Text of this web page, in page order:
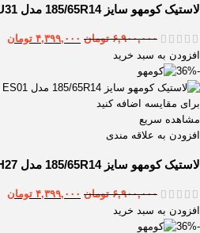
لاستیک کومهو سایز 185/65R14 مدل ECSTA KU31
۶,۹۰۰,۰۰۰ تومان ۴,۳۹۹,۰۰۰ تومان
افزودن به سبد خرید
-36%
برای مقایسه اضافه کنید
مشاهده سریع
افزودن به علاقه مندی
لاستیک کومهو سایز 185/65R14 مدل ecowing ES01 KH27
۶,۹۰۰,۰۰۰ تومان ۴,۳۹۹,۰۰۰ تومان
افزودن به سبد خرید
-36%